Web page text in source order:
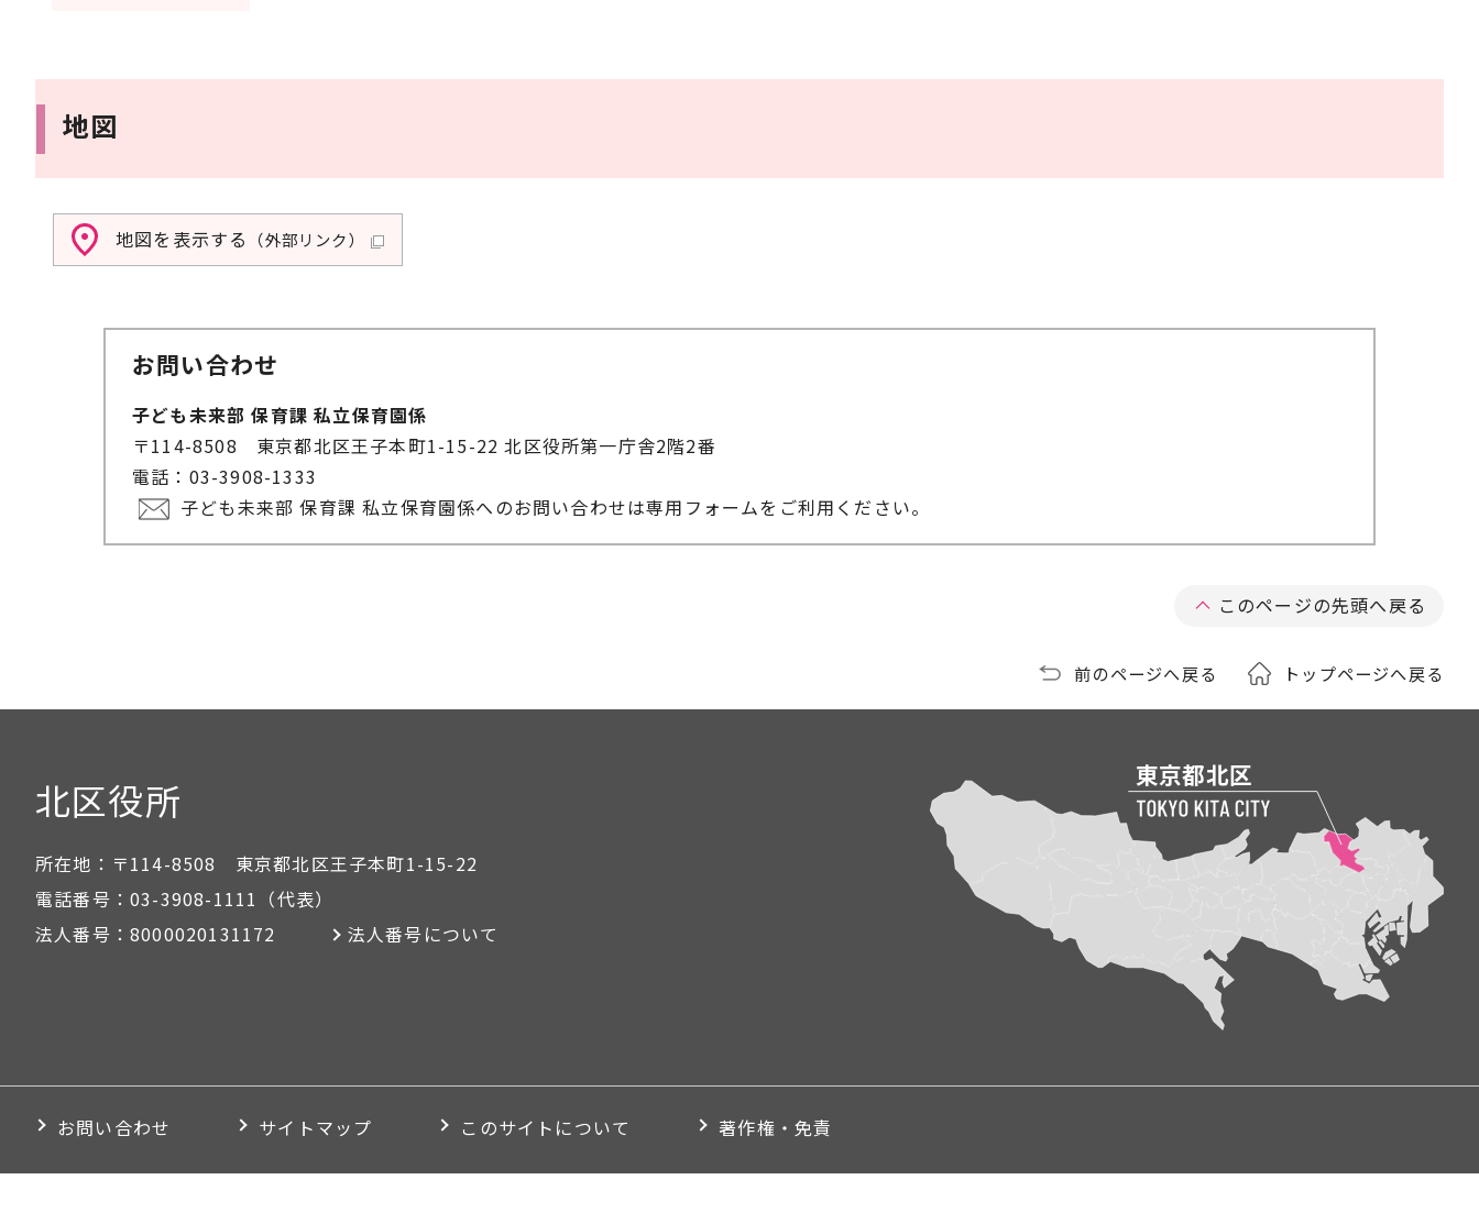
地図
地図を表示する （外部リンク）
お問い合わせ
子ども未来部 保育課 私立保育園係
〒114-8508 東京都北区王子本町1-15-22 北区役所第一庁舎2階2番
電話：03-3908-1333
子ども未来部 保育課 私立保育園係へのお問い合わせは専用フォームをご利用ください。
このページの先頭へ戻る
前のページへ戻る トップページへ戻る
北区役所
所在地： 〒114-8508 東京都北区王子本町1-15-22
電話番号： 03-3908-1111 （代表）
法人番号： 8000020131172 法人番号について
お問い合わせ サイトマップ このサイトについて 著作権・免責